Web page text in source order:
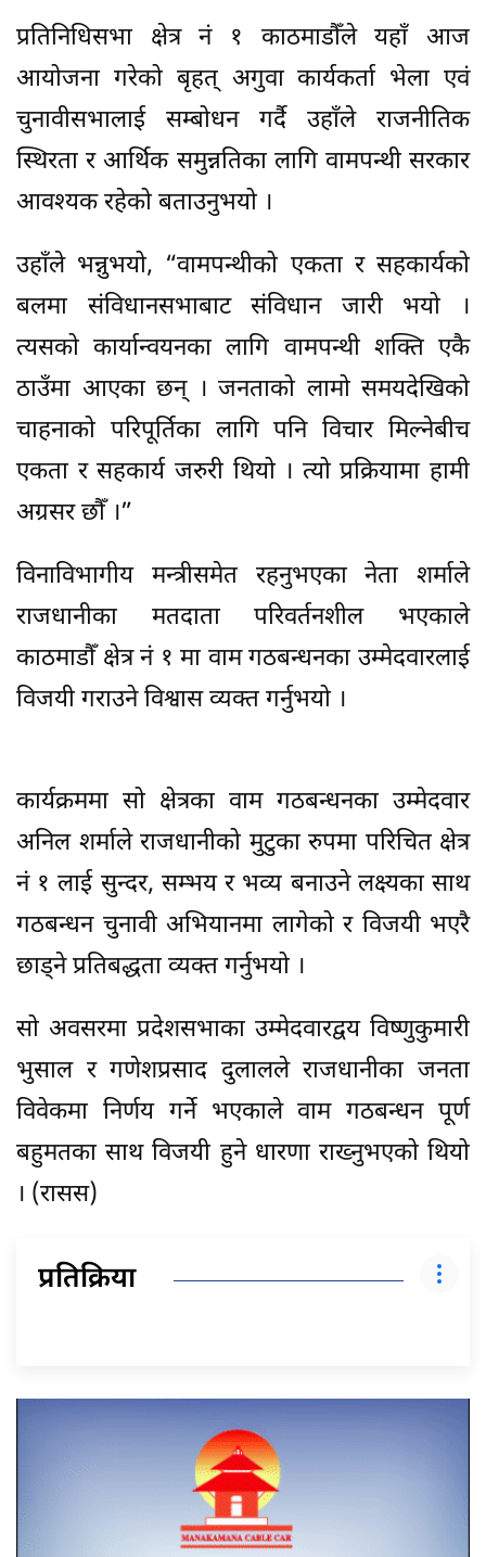
प्रतिनिधिसभा क्षेत्र नं १ काठमाडौँले यहाँ आज
आयोजना गरेको बृहत् अगुवा कार्यकर्ता भेला एवं
चुनावीसभालाई सम्बोधन गर्दै उहाँले राजनीतिक
स्थिरता र आर्थिक समुन्नतिका लागि वामपन्थी सरकार
आवश्यक रहेको बताउनुभयो ।
उहाँले भन्नुभयो, “वामपन्थीको एकता र सहकार्यको
बलमा संविधानसभाबाट संविधान जारी भयो ।
त्यसको कार्यान्वयनका लागि वामपन्थी शक्ति एकै
ठाउँमा आएका छन् । जनताको लामो समयदेखिको
चाहनाको परिपूर्तिका लागि पनि विचार मिल्नेबीच
एकता र सहकार्य जरुरी थियो । त्यो प्रक्रियामा हामी
अग्रसर छौँ ।”
विनाविभागीय मन्त्रीसमेत रहनुभएका नेता शर्माले
राजधानीका मतदाता परिवर्तनशील भएकाले
काठमाडौँ क्षेत्र नं १ मा वाम गठबन्धनका उम्मेदवारलाई
विजयी गराउने विश्वास व्यक्त गर्नुभयो ।
कार्यक्रममा सो क्षेत्रका वाम गठबन्धनका उम्मेदवार
अनिल शर्माले राजधानीको मुटुका रुपमा परिचित क्षेत्र
नं १ लाई सुन्दर, सम्भय र भव्य बनाउने लक्ष्यका साथ
गठबन्धन चुनावी अभियानमा लागेको र विजयी भएरै
छाड्ने प्रतिबद्धता व्यक्त गर्नुभयो ।
सो अवसरमा प्रदेशसभाका उम्मेदवारद्वय विष्णुकुमारी
भुसाल र गणेशप्रसाद दुलालले राजधानीका जनता
विवेकमा निर्णय गर्ने भएकाले वाम गठबन्धन पूर्ण
बहुमतका साथ विजयी हुने धारणा राख्नुभएको थियो
। (रासस)
प्रतिक्रिया